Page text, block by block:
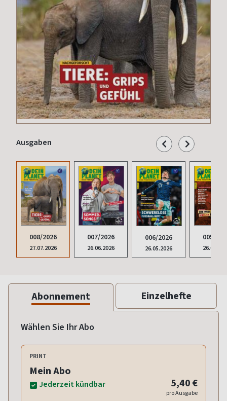
Ausgaben
008/2026
27.07.2026
007/2026
26.06.2026
006/2026
26.05.2026
005/
Abonnement Einzelhefte
Wählen Sie Ihr Abo
PRINT
Mein Abo
Jederzeit kündbar 5,40 €
pro Ausgabe